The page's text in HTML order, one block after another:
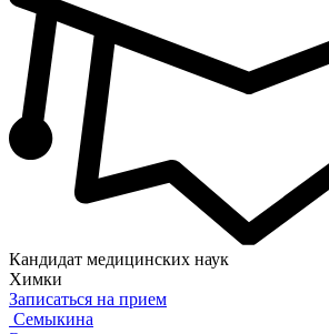
Кандидат медицинских наук
Химки
Записаться на прием
Семыкина